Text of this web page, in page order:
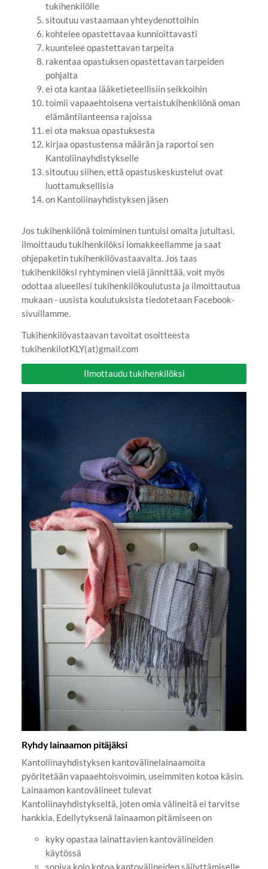
tukihenkilölle
sitoutuu vastaamaan yhteydenottoihin
kohtelee opastettavaa kunnioittavasti
kuuntelee opastettavan tarpeita
rakentaa opastuksen opastettavan tarpeiden
pohjalta
ei ota kantaa lääketieteellisiin seikkoihin
toimii vapaaehtoisena vertaistukihenkilönä oman
elämäntilanteensa rajoissa
ei ota maksua opastuksesta
kirjaa opastustensa määrän ja raportoi sen
Kantoliinayhdistykselle
sitoutuu siihen, että opastuskeskustelut ovat
luottamuksellisia
on Kantoliinayhdistyksen jäsen
Jos tukihenkilönä toimiminen tuntuisi omalta jutultasi,
ilmoittaudu tukihenkilöksi lomakkeellamme ja saat
ohjepaketin tukihenkilövastaavalta. Jos taas
tukihenkilöksi ryhtyminen vielä jännittää, voit myös
odottaa alueellesi tukihenkilökoulutusta ja ilmoittautua
mukaan - uusista koulutuksista tiedotetaan Facebook-
sivuillamme.
Tukihenkilövastaavan tavoitat osoitteesta
tukihenkilotKLY(at)gmail.com
Ilmottaudu tukihenkilöksi
Ryhdy lainaamon pitäjäksi
Kantoliinayhdistyksen kantovälinelainaamoita
pyöritetään vapaaehtoisvoimin, useimmiten kotoa käsin.
Lainaamon kantovälineet tulevat
Kantoliinayhdistykseltä, joten omia välineitä ei tarvitse
hankkia. Edellytyksenä lainaamon pitämiseen on
kyky opastaa lainattavien kantovälineiden
käytössä
sopiva kolo kotoa kantovälineiden säilyttämiselle